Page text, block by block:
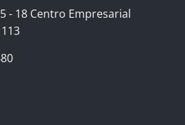
- 18 Centro Empresarial